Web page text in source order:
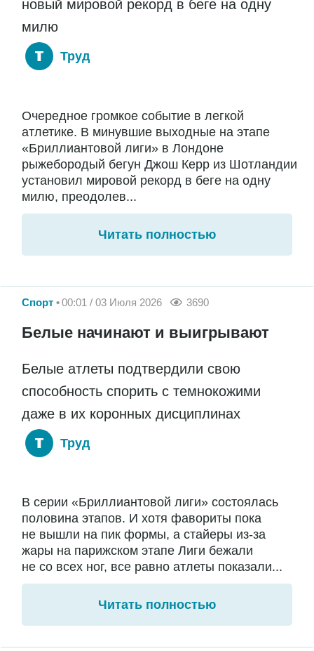
новый мировой рекорд в беге на одну
милю
Труд
Очередное громкое событие в легкой
атлетике. В минувшие выходные на этапе
«Бриллиантовой лиги» в Лондоне
рыжебородый бегун Джош Керр из Шотландии
установил мировой рекорд в беге на одну
милю, преодолев...
Читать полностью
Спорт 00:01 / 03 Июля 2026 3690
Белые начинают и выигрывают
Белые атлеты подтвердили свою
способность спорить с темнокожими
даже в их коронных дисциплинах
Труд
В серии «Бриллиантовой лиги» состоялась
половина этапов. И хотя фавориты пока
не вышли на пик формы, а стайеры из-за
жары на парижском этапе Лиги бежали
не со всех ног, все равно атлеты показали...
Читать полностью